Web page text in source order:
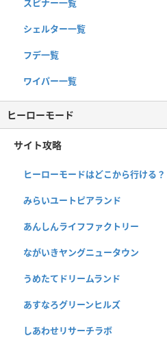
スピナー一覧
シェルター一覧
フデ一覧
ワイパー一覧
ヒーローモード
サイト攻略
ヒーローモードはどこから行ける？
みらいユートピアランド
あんしんライフファクトリー
ながいきヤングニュータウン
うめたてドリームランド
あすなろグリーンヒルズ
しあわせリサーチラボ